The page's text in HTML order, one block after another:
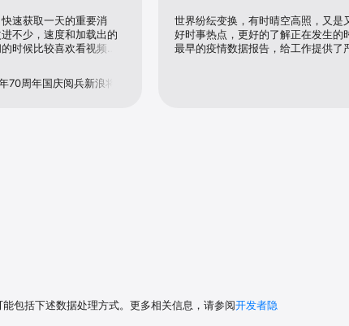
实时触达。
可以将您的意见直接反馈至客服。
速获取一天的重要消
不少，速度和加载出的
时候比较喜欢看视频，
候视频偏少了一点，希
周年国庆阅兵新浪将
世界纷纭变换，有时晴空高照，又是
好时事热点，更好的了解正在发生的
最早的疫情数据报告，给工作提供了
包括下述数据处理方式。更多相关信息，请参阅开发者隐